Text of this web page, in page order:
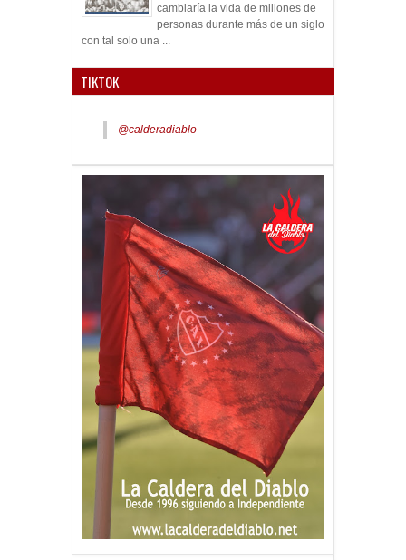
cambiaría la vida de millones de
personas durante más de un siglo
con tal solo una ...
TIKTOK
@calderadiablo